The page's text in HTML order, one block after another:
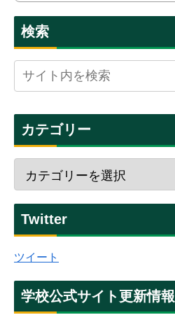
検索
カテゴリー
Twitter
ツイート
学校公式サイト更新情報